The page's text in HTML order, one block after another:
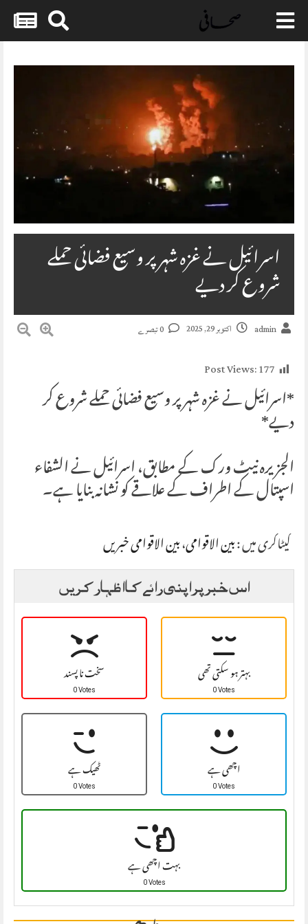
Skip
content
اسرائیل نے غزہ شہر پر وسیع فضائی حملے
شروع کر دیے
admin اکتوبر 29, 2025
Post Views:177
*اسرائیل نے غزہ شہر پر وسیع فضائی حملے شروع کر
دیے*
الجزیرہ نیٹ ورک کے مطابق، اسرائیل نے الشفاء
اسپتال کے اطراف کے علاقے کو نشانہ بنایا ہے۔
کیٹاگری میں :بین الاقوامی،بین الاقوامی خبریں
اس خبر پر اپنی رائے کا اظہار کریں
سخت نا پسند
0 Votes بہتر ہو سکتی تھی
0 Votes
ٹھیک ہے
0 Votes اچھی ہے
0 Votes
بہت اچھی ہے
0 Votes